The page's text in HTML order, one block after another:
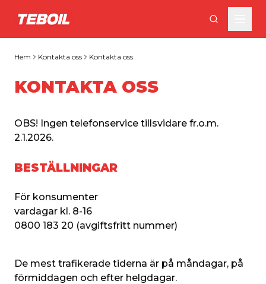
Gå till huvudinnehållet
Hem Kontakta oss Kontakta oss
KONTAKTA OSS
OBS! Ingen telefonservice tillsvidare fr.o.m.
2.1.2026.
BESTÄLLNINGAR
För konsumenter
vardagar kl. 8-16
0800 183 20 (avgiftsfritt nummer)
De mest trafikerade tiderna är på måndagar, på
förmiddagen och efter helgdagar.